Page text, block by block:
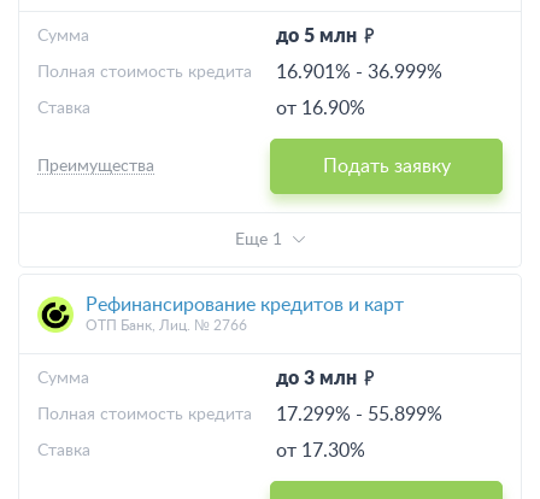
до 5 млн
Cумма
16.901% - 36.999%
Полная стоимость кредита
от 16.90%
Ставка
Подать заявку
Преимущества
Еще 1
Рефинансирование кредитов и карт
ОТП Банк, Лиц. № 2766
до 3 млн
Cумма
17.299% - 55.899%
Полная стоимость кредита
от 17.30%
Ставка